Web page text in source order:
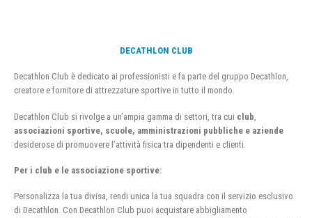
DECATHLON CLUB
Decathlon Club è dedicato ai professionisti e fa parte del gruppo Decathlon,
creatore e fornitore di attrezzature sportive in tutto il mondo.
Decathlon Club si rivolge a un’ampia gamma di settori, tra cui club
associazioni sportive, scuole, amministrazioni pubbliche e aziende
desiderose di promuovere l’attività fisica tra dipendenti e clienti.
Per i club e le associazione sportive:
Personalizza la tua divisa, rendi unica la tua squadra con il servizio esclusivo
di Decathlon. Con Decathlon Club puoi acquistare abbigliamento